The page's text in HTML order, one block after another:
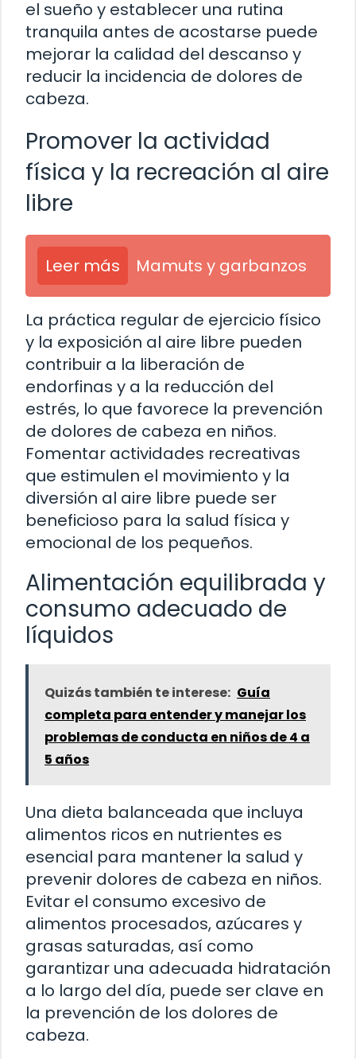
el sueño y establecer una rutina
tranquila antes de acostarse puede
mejorar la calidad del descanso y
reducir la incidencia de dolores de
cabeza.
Promover la actividad
física y la recreación al aire
libre
Leer más Mamuts y garbanzos
La práctica regular de ejercicio físico
y la exposición al aire libre pueden
contribuir a la liberación de
endorfinas y a la reducción del
estrés, lo que favorece la prevención
de dolores de cabeza en niños.
Fomentar actividades recreativas
que estimulen el movimiento y la
diversión al aire libre puede ser
beneficioso para la salud física y
emocional de los pequeños.
Alimentación equilibrada y
consumo adecuado de
líquidos
Quizás también te interese: Guía
completa para entender y manejar los
problemas de conducta en niños de 4 a
5 años
Una dieta balanceada que incluya
alimentos ricos en nutrientes es
esencial para mantener la salud y
prevenir dolores de cabeza en niños.
Evitar el consumo excesivo de
alimentos procesados, azúcares y
grasas saturadas, así como
garantizar una adecuada hidratación
a lo largo del día, puede ser clave en
la prevención de los dolores de
cabeza.